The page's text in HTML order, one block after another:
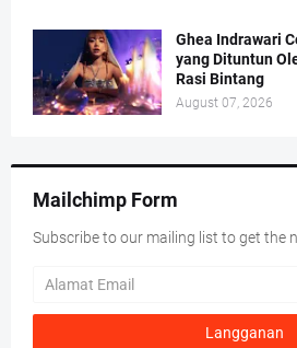
Ghea Indrawari
yang Dituntun
Rasi Bintang
August 07, 2026
Mailchimp Form
Subscribe to our mailing list to get the